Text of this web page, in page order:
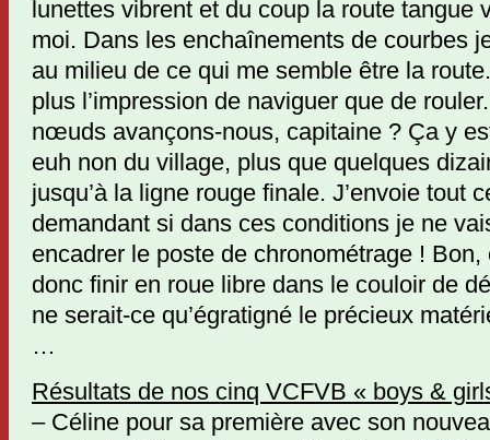
lunettes vibrent et du coup la route tangue
moi. Dans les enchaînements de courbes
au milieu de ce qui me semble être la
plus l’impression de naviguer que de
nœuds avançons-nous, capitaine ? Ça y
euh non du village, plus que quelques
jusqu’à la ligne rouge finale. J’envoie tout
demandant si dans ces conditions je ne
encadrer le poste de chronométrage !
donc finir en roue libre dans le couloir de
ne serait-ce qu’égratigné le précieux
…
Résultats de nos cinq VCFVB « boys &
– Céline pour sa première avec son